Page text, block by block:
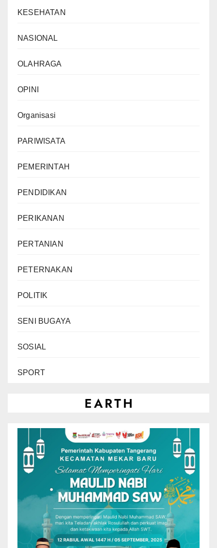
KESEHATAN
NASIONAL
OLAHRAGA
OPINI
Organisasi
PARIWISATA
PEMERINTAH
PENDIDIKAN
PERIKANAN
PERTANIAN
PETERNAKAN
POLITIK
SENI BUGAYA
SOSIAL
SPORT